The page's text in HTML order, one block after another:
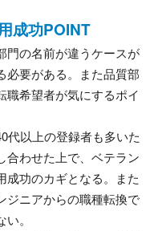
成功POINT
門の名前が違うケースが
必要がある。また品質部
職希望者が気にするポイ
代以上の登録者も多いた
合わせた上で、ベテラン
成功のカギとなる。また
ジニアからの職種転換で
。